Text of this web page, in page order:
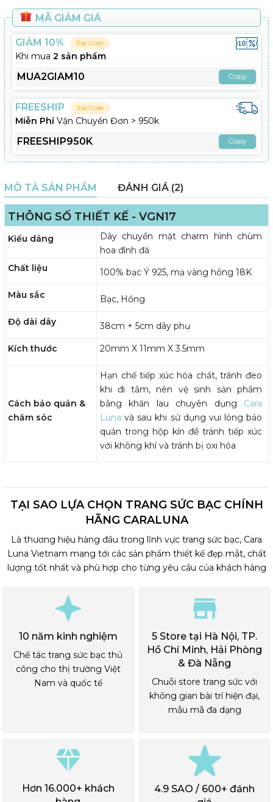
MÃ GIẢM GIÁ
GIẢM 10% Top Code
Khi mua 2 sản phẩm
MUA2GIAM10 Copy
FREESHIP Top Code
Miễn PhíVận Chuyển Đơn > 950k
FREESHIP950K Copy
MÔ TẢ SẢN PHẨM ĐÁNH GIÁ (2)
THÔNG SỐ THIẾT KẾ - VGN17
Kiểu dáng
Dây chuyền mặt charm hình chùm
hoa đính đá
Chất liệu
100% bạc Ý 925, mạ vàng hồng 18K
Màu sắc Bạc, Hồng
Độ dài dây 38cm + 5cm dây phụ
Kích thước 20mm X 11mm X 3.5mm
Cách bảo quản &
chăm sóc
Hạn chế tiếp xúc hóa chất, tránh đeo
khi đi tắm, nên vệ sinh sản phẩm
bằng khăn lau chuyên dụng Cara
Luna và sau khi sử dụng vui lòng bảo
quản trong hộp kín để tránh tiếp xúc
với không khí và tránh bị oxi hóa
TẠI SAO LỰA CHỌN TRANG SỨC BẠC CHÍNH
HÃNG CARALUNA
Là thương hiệu hàng đầu trong lĩnh vực trang sức bạc, Cara
Luna Vietnam mang tới các sản phẩm thiết kế đẹp mắt, chất
lượng tốt nhất và phù hợp cho từng yêu cầu của khách hàng
10 năm kinh nghiệm
Chế tác trang sức bạc thủ
công cho thị trường Việt
Nam và quốc tế
5 Store tại Hà Nội, TP.
Hồ Chí Minh, Hải Phòng
& Đà Nẵng
Chuỗi store trang sức với
không gian bài trí hiện đại,
mẫu mã đa dạng
Hơn 16.000+ khách
4.9 SAO / 600+ đánh